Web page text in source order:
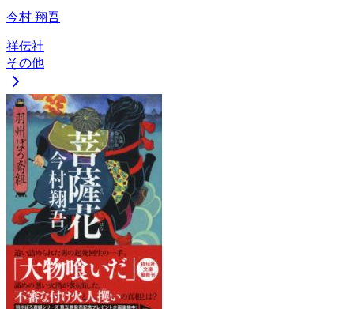
今村 翔吾
祥伝社
その他